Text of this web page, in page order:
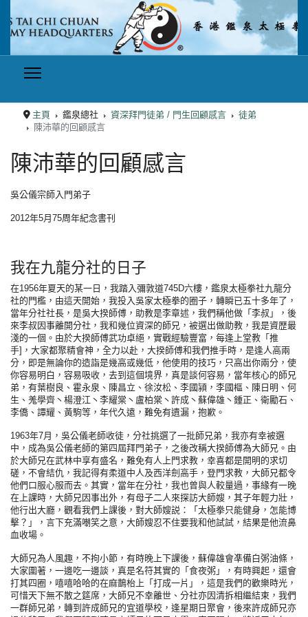
主頁 鑑泉總社 資深拜門徒弟 / 門生回顧感言
徒弟
陳沛華的回顧感言
陳沛華的回顧感言
吳公儀宗師入門弟子
2012年5月75周年紀念書刊
我在九龍分社的日子
在1956年夏天的某一日，我踏入彌敦道745D六樓，鑑泉太極拳社九龍分
社的門檻，由這天開始，我投入吳家太極拳的圈子，轉瞬已五十多年了，
當年分社社長，是吳大揆師傅，助教是李章述，我們稱他做「李叔」，後
來李叔因事離開分社，我和幾位資深的師兄，被選出做助教，我是資歴最
淺的一個。由於大揆師傅武功卓絕，實戰經驗豐富，每逢上堂教「推
手]，大家都聚精會神，全力以赴，大揆師傅和我們推手時，是逢人高兩
分，即是無論你的造詣是幾高或幾低，他使用的技巧，只高出你兩分，使
你容易明白，容易吸收，去到這個境界，真是談何容易，當年核心的師兄
弟，有葉樹良、霍永泉、陳昌立、徐汝松、李國潁，李國樞、陳日明、何
生、羗學齊丶楊澄江丶李耀棠丶盧柏棠丶許成丶蘇偉雄丶鍾正、衛勵石、
李僑、譚耀、黃駒等，年代久遠，難免有遺漏，抱歉。
1963年7月，吳公儀老師收徒，分社挑選了一批師兄弟，我亦有幸被選
中，成為吳公儀老師的第四屆拜門弟子，之後改稱大揆師傅為大師兄。由
於大師兄在武林中享有盛名，難免有人上門求教，幸喜都是開明的求切
磋，不會結仇，我記得有柔道中人及西洋劍高手，登門求教，大師兄都令
他們口服心服而去。其實，當年在分社，我也曾與人較量過，事緣有一晚
在上課時，大師兄因事出外，有母子二人來探訪大師嫂，其子年輕力壯，
他行出大廳，觀看我們上課後，對大師嫂説：「太極拳只能健身，怎能博
擊？」，言下充滿嘲笑之意，大師嫂忍不住要我和他試試，結果是他流鼻
血收場。
大師兄為人風趣，不拘小節，有時晚上下課後，蘇偉雄會凖備白粥油條，
大家圍著，一邊吃一邊談，真是名符其實的「食夜粥」，有時興起，還會
打其四圈，嘻嘻哈哈的在麻鵲枱上「打成一片」，這是我們的歡樂時光，
可惜天下無不散之筵席，大師兄不幸離世、分社亦因清拆相繼結束，我們
一群師兄弟，轉到許成師兄的宜道學校，逢星期日聚會，後來許成師兄亦